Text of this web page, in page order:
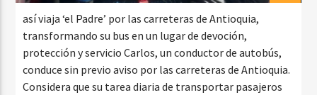
así viaja ‘el Padre’ por las carreteras de Antioquia,
transformando su bus en un lugar de devoción,
protección y servicio Carlos, un conductor de autobús,
conduce sin previo aviso por las carreteras de Antioquia.
Considera que su tarea diaria de transportar pasajeros